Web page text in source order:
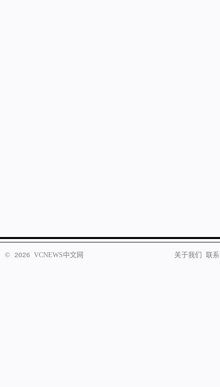
© 2026 VCNEWS中文网 关于我们 联